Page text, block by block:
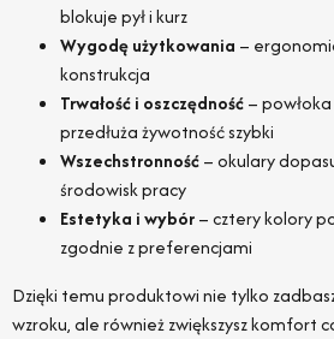
blokuje pył i kurz
Wygodę użytkowania –
konstrukcja
Trwałość i oszczędność–
przedłuża żywotność szybki
Wszechstronność– okulary
środowisk pracy
Estetyka i wybór– cztery kolory
zgodnie z preferencjami
Dzięki temu produktowi nie tylko
wzroku, ale również zwiększysz komfort